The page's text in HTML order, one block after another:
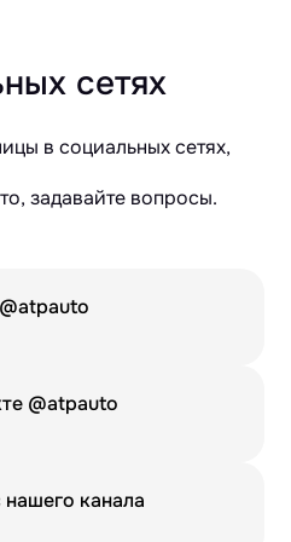
сетях
в социальных сетях,
задавайте вопросы.
@atpauto
канала